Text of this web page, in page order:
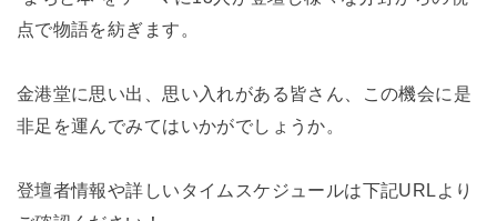
点で物語を紡ぎます。
金港堂に思い出、思い入れがある皆さん、この機会に是
非足を運んでみてはいかがでしょうか。
登壇者情報や詳しいタイムスケジュールは下記URLより